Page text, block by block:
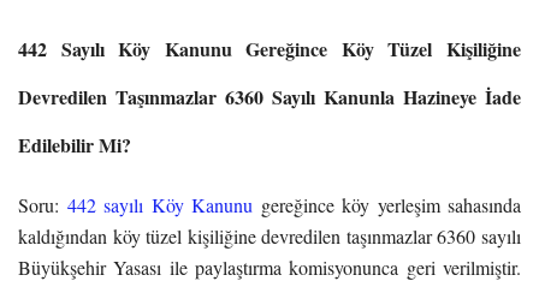
442 Sayılı Köy Kanunu Gereğince Köy Tüzel Kişiliğine
Devredilen Taşınmazlar 6360 Sayılı Kanunla Hazineye İade
Edilebilir Mi?
Soru: 442 sayılı Köy Kanunu gereğince köy yerleşim sahasında
kaldığından köy tüzel kişiliğine devredilen taşınmazlar 6360 sayılı
Büyükşehir Yasası ile paylaştırma komisyonunca geri verilmiştir.